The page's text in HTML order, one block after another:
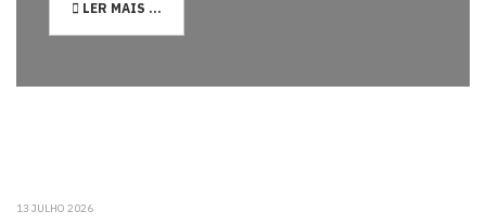
LER MAIS …
13 JULHO 2026